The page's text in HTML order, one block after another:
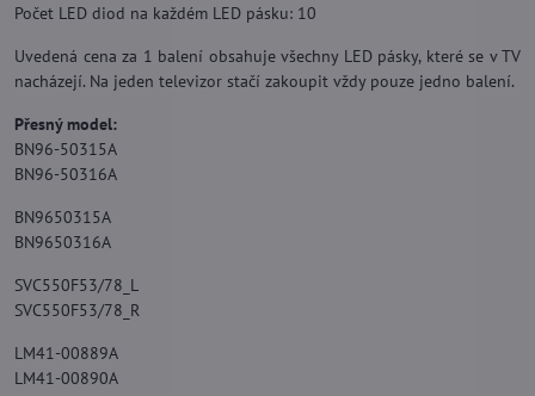
Počet LED diod na každém LED pásku: 10
Uvedená cena za 1 balení obsahuje všechny LED pásky, které se v TV
nacházejí. Na jeden televizor stačí zakoupit vždy pouze jedno balení.
Přesný model:
BN96-50315A
BN96-50316A
BN9650315A
BN9650316A
SVC550F53/78_L
SVC550F53/78_R
LM41-00889A
LM41-00890A